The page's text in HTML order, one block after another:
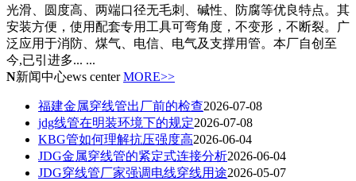
光滑、圆度高、两端口径无毛刺、碱性、防腐等优良特点。其
安装方便，使用配套专用工具可弯角度，不变形，不断裂。广
泛应用于消防、煤气、电信、电气及支撑用管。本厂自创至
今,已引进多... ...
N新闻中心ews center MORE>>
福建金属穿线管出厂前的检查2026-07-08
jdg线管在明装环境下的规定2026-07-08
KBG管如何理解抗压强度高2026-06-04
JDG金属穿线管的紧定式连接分析2026-06-04
JDG穿线管厂家强调电线穿线用途2026-05-07